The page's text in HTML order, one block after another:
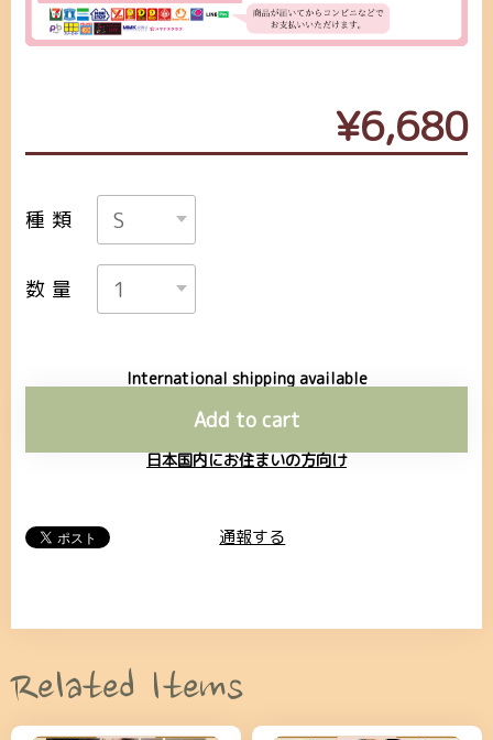
¥6,680
種類
数量
International shipping available
Add to cart
日本国内にお住まいの方向け
通報する
Related Items